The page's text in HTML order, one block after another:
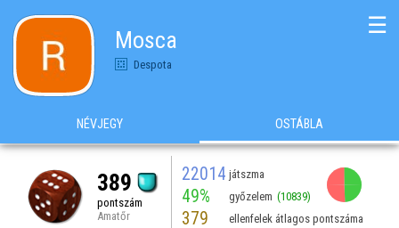
Mosca
Despota
☰
NÉVJEGY OSTÁBLA
389
pontszám
Amatőr
22014 játszma
49% győzelem (10839)
379 ellenfelek átlagos pontszáma